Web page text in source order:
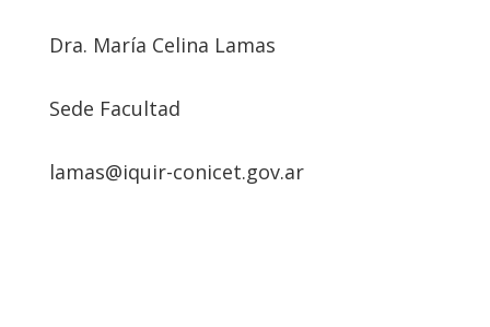
Dra. María Celina Lamas
Sede Facultad
lamas@iquir-conicet.gov.ar